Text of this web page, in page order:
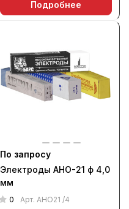
Подробнее
По запросу
Электроды АНО-21 ф 4,0
мм
0 Арт. АНО21 /4